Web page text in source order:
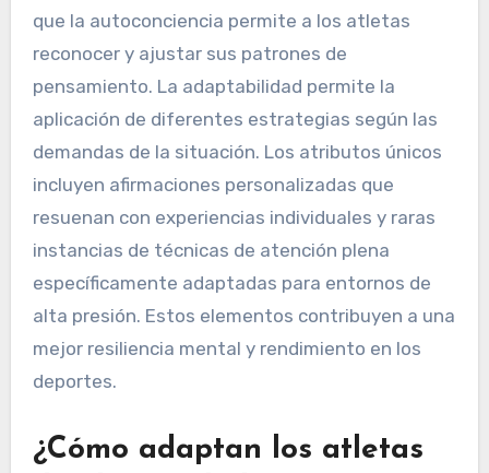
que la autoconciencia permite a los atletas
reconocer y ajustar sus patrones de
pensamiento. La adaptabilidad permite la
aplicación de diferentes estrategias según las
demandas de la situación. Los atributos únicos
incluyen afirmaciones personalizadas que
resuenan con experiencias individuales y raras
instancias de técnicas de atención plena
específicamente adaptadas para entornos de
alta presión. Estos elementos contribuyen a una
mejor resiliencia mental y rendimiento en los
deportes.
¿Cómo adaptan los atletas